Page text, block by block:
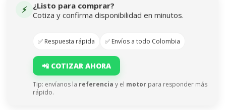
⚡
¿Listo para comprar?
Cotiza y confirma disponibilidad en minutos.
✅ Respuesta rápida ✅ Envíos a todo Colombia
📲 COTIZAR AHORA
Tip: envíanos la referencia y el motor para responder más
rápido.